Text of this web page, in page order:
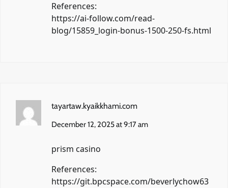
References:
https://ai-follow.com/read-
blog/15859_login-bonus-1500-250-fs.html
tayartaw.kyaikkhami.com
December 12, 2025 at 9:17 am
prism casino
References:
https://git.bpcspace.com/beverlychow63